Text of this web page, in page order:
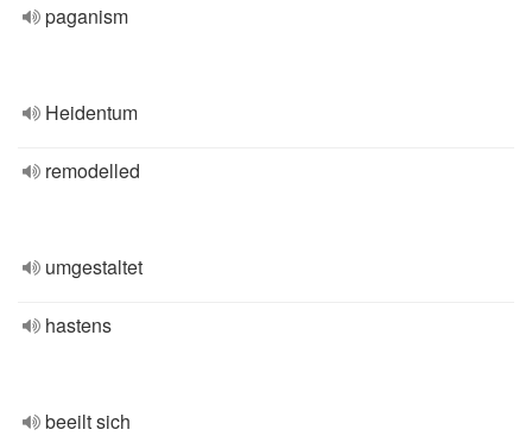
paganism
Heidentum
remodelled
umgestaltet
hastens
beeilt sich